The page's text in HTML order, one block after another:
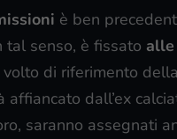
è ben
tal senso, è fissato
di riferimento
affiancato dall’ex
saranno assegnati